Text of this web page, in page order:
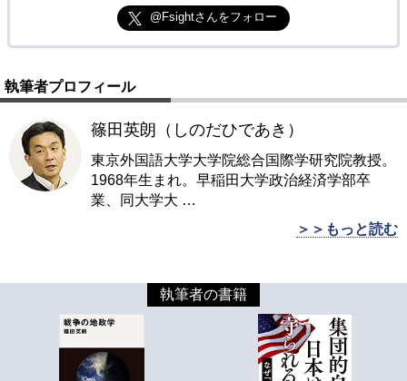
@Fsightさんをフォロー
執筆者プロフィール
篠田英朗（しのだひであき）
東京外国語大学大学院総合国際学研究院教授。
1968年生まれ。早稲田大学政治経済学部卒
業、同大学大 …
＞＞もっと読む
執筆者の書籍